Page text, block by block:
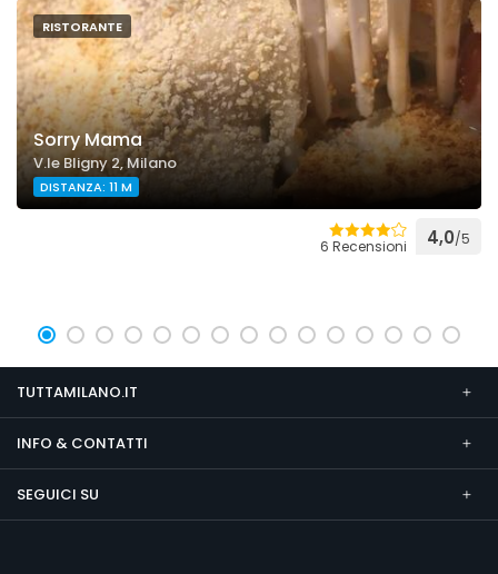
RISTORANTE
Sorry Mama
V.le Bligny 2, Milano
DISTANZA: 11 M
6 Recensioni 4,0/5
TUTTAMILANO.IT
INFO & CONTATTI
SEGUICI SU